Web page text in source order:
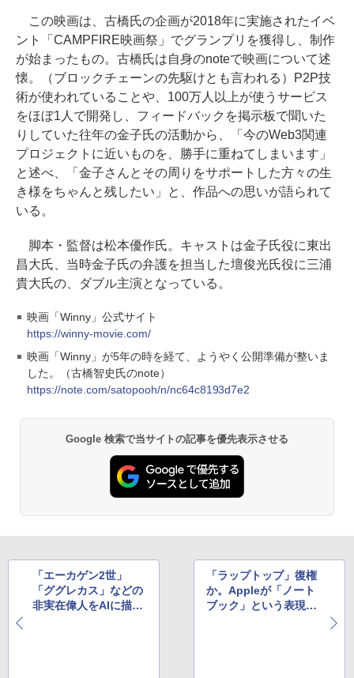
この映画は、古橋氏の企画が2018年に実施されたイベ
ント「CAMPFIRE映画祭」でグランプリを獲得し、制作
が始まったもの。古橋氏は自身のnoteで映画について述
懐。（ブロックチェーンの先駆けとも言われる）P2P技
術が使われていることや、100万人以上が使うサービス
をほぼ1人で開発し、フィードバックを掲示板で聞いた
りしていた往年の金子氏の活動から、「今のWeb3関連
プロジェクトに近いものを、勝手に重ねてしまいます」
と述べ、「金子さんとその周りをサポートした方々の生
き様をちゃんと残したい」と、作品への思いが語られて
いる。
脚本・監督は松本優作氏。キャストは金子氏役に東出
昌大氏、当時金子氏の弁護を担当した壇俊光氏役に三浦
貴大氏の、ダブル主演となっている。
映画「Winny」公式サイト
https://winny-movie.com/
映画「Winny」が5年の時を経て、ようやく公開準備が整いま
した。（古橋智史氏のnote）
https://note.com/satopooh/n/nc64c8193d7e2
Google 検索で当サイトの記事を優先表示させる
「エーカゲン2世」
「ググレカス」などの
非実在偉人をAIに描か
「ラップトップ」復権
か。Appleが「ノート
ブック」という表現か